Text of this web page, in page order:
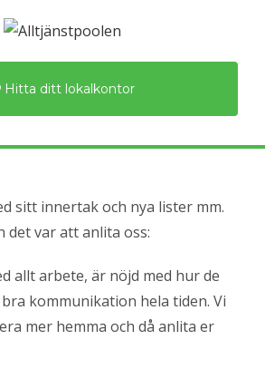
Hitta ditt lokalkontor
sitt innertak och nya lister mm.
det var att anlita oss:
allt arbete, är nöjd med hur de
kommunikation hela tiden. Vi
mer hemma och då anlita er